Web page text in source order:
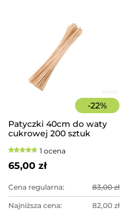
-22%
Patyczki 40cm do waty
cukrowej 200 sztuk
1 ocena
65,00 zł
Cena regularna: 83,00 zł
Najniższa cena: 82,00 zł